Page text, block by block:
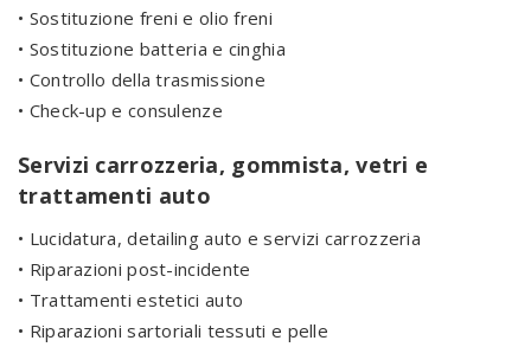
• Sostituzione freni e olio freni
• Sostituzione batteria e cinghia
• Controllo della trasmissione
• Check-up e consulenze
Servizi carrozzeria, gommista, vetri e
trattamenti auto
• Lucidatura, detailing auto e servizi carrozzeria
• Riparazioni post-incidente
• Trattamenti estetici auto
• Riparazioni sartoriali tessuti e pelle